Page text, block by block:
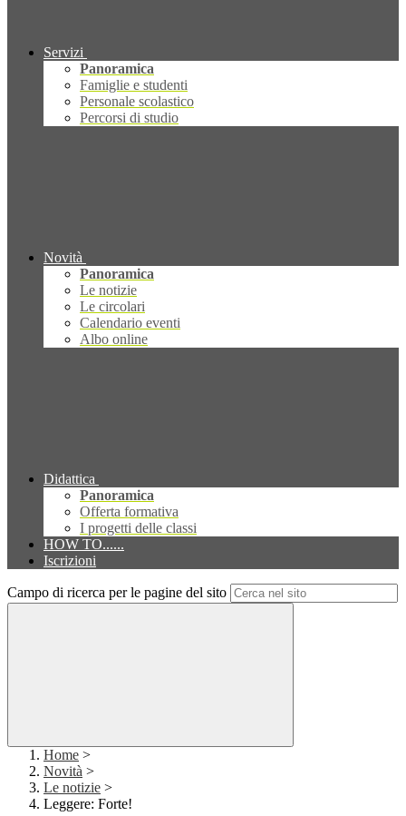
Servizi
Panoramica
Famiglie e studenti
Personale scolastico
Percorsi di studio
Novità
Panoramica
Le notizie
Le circolari
Calendario eventi
Albo online
Didattica
Panoramica
Offerta formativa
I progetti delle classi
HOW TO......
Iscrizioni
Campo di ricerca per le pagine del sito
Home >
Novità >
Le notizie >
Leggere: Forte!